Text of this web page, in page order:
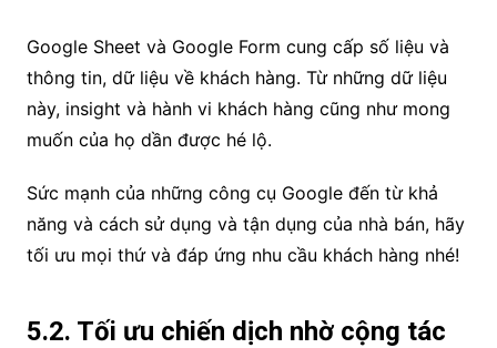
Google Sheet và Google Form cung cấp số liệu và
thông tin, dữ liệu về khách hàng. Từ những dữ liệu
này, insight và hành vi khách hàng cũng như mong
muốn của họ dần được hé lộ.
Sức mạnh của những công cụ Google đến từ khả
năng và cách sử dụng và tận dụng của nhà bán, hãy
tối ưu mọi thứ và đáp ứng nhu cầu khách hàng nhé!
5.2. Tối ưu chiến dịch nhờ cộng tác